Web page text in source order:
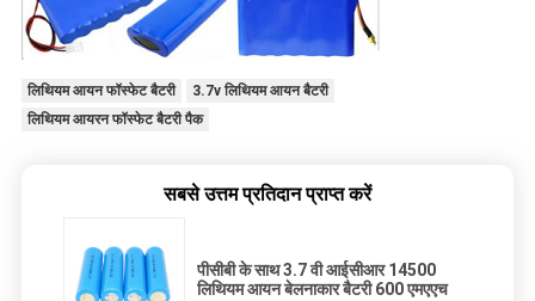
लिथियम आयन फॉस्फेट बैटरी
3.7v लिथियम आयन बैटरी
लिथियम आयरन फॉस्फेट बैटरी पैक
सबसे उत्तम प्रतिदान प्राप्त करें
पीसीबी के साथ 3.7 वी आईसीआर 14500
लिथियम आयन बेलनाकार बैटरी 600 एमएएच